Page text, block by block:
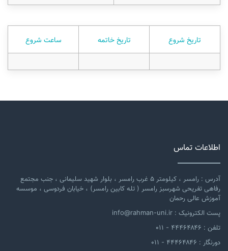
تاریخ شروع تاریخ خاتمه ساعت شروع
اطلاعات تماس
آدرس : رامسر ، کیلومتر ۵ غرب رامسر ، بلوار شهید سلیمانی ، جنب مجتمع
رفاهی تفریحی شهرسبز رامسر ( تله کابین رامسر) ، خیابان فردوسی ، موسسه
آموزش عالی رحمان
پست الکترونیک : info@rahman-uni.ir
تلفن : ۴۴۴۶۴۸۴۶ - ۰۱۱
دورنگار : ۴۴۴۶۴۸۴۶ - ۰۱۱